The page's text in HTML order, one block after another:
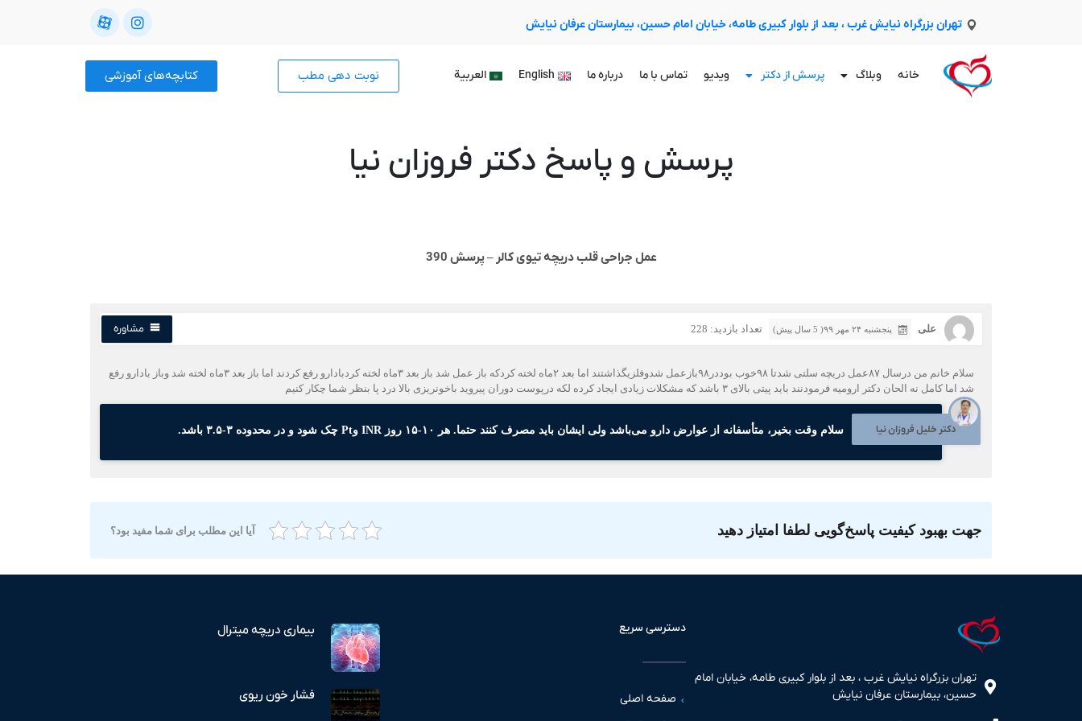
تهران بزرگراه نیایش غرب ، بعد از بلوار کبیری طامه، خیابان امام حسین، بیمارستان عرفان نیایش
خانه وبلاگ پرسش از دکتر ویدیو تماس با ما درباره ما English العربية نوبت دهی مطب کتابچه‌های آموزشی
پرسش و پاسخ دکتر فروزان نیا
عمل جراحی قلب دریچه تیوی کالر – پرسش 390
علی پنجشنبه ۲۴ مهر ۹۹( 5 سال پیش) تعداد بازدید: 228 مشاوره
سلام خانم من درسال ۸۷عمل دریچه سلتی شدتا ۹۸خوب بوددر۹۸بازعمل شدوفلزیگذاشتند اما بعد ۲ماه لخته کردکه باز عمل شد باز بعد ۳ماه لخته کردبادارو رفع کردند اما باز بعد ۳ماه لخته شد وباز بادارو رفع
شد اما کامل نه الحان دکتر ارومیه فرمودنند باید پیتی بالای ۳ باشد که مشکلات زیادی ایجاد کرده لکه درپوست دوران پیروید باخونریزی بالا درد پا بنظر شما چکار کنیم
دکتر خلیل فروزان نیا سلام وقت بخیر، متأسفانه از عوارض دارو می‌باشد ولی ایشان باید مصرف کنند حتما. هر ۱۰-۱۵ روز INR و‌Pt چک شود و در محدوده ۳-۳.۵ باشد.
جهت بهبود کیفیت پاسخ‌گویی لطفا امتیاز دهید آیا این مطلب برای شما مفید بود؟
تهران بزرگراه نیایش غرب ، بعد از بلوار کبیری طامه، خیابان امام
حسین، بیمارستان عرفان نیایش
دسترسی سریع
صفحه اصلی
بیماری دریچه میترال
فشار خون ریوی